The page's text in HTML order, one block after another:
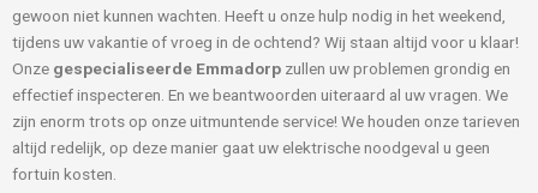
gewoon niet kunnen wachten. Heeft u onze hulp nodig in het weekend,
tijdens uw vakantie of vroeg in de ochtend? Wij staan altijd voor u klaar!
Onze gespecialiseerde Emmadorp zullen uw problemen grondig en
effectief inspecteren. En we beantwoorden uiteraard al uw vragen. We
zijn enorm trots op onze uitmuntende service! We houden onze tarieven
altijd redelijk, op deze manier gaat uw elektrische noodgeval u geen
fortuin kosten.